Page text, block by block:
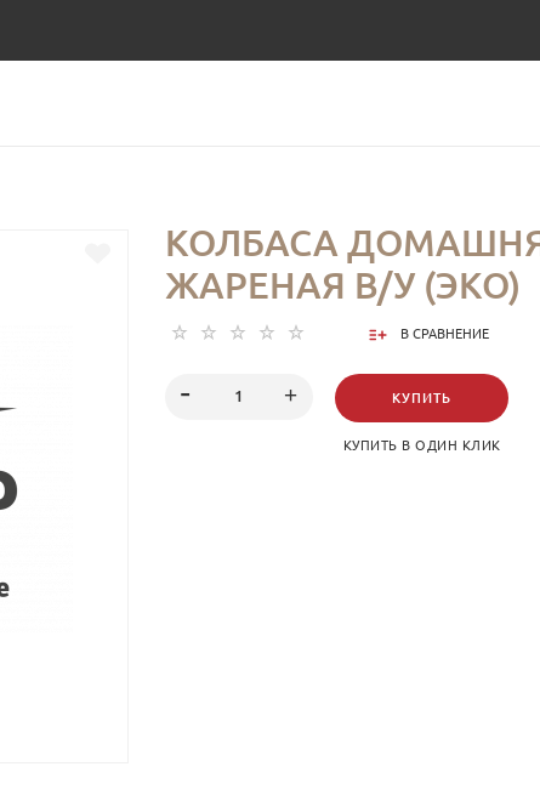
КОЛБАСА
ЖАРЕНАЯ В/У (ЭКО)
В СРАВНЕНИЕ
КУПИТЬ
КУПИТЬ В ОДИН КЛИК